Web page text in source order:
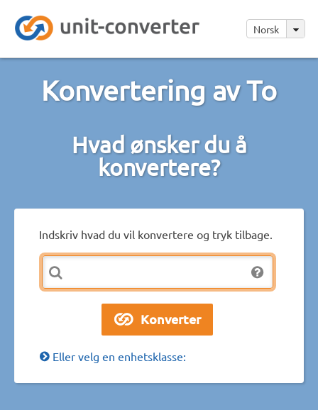
Norsk
Konvertering av To
Hvad ønsker du å
konvertere?
Indskriv hvad du vil konvertere og tryk tilbage.
Eller velg en enhetsklasse: